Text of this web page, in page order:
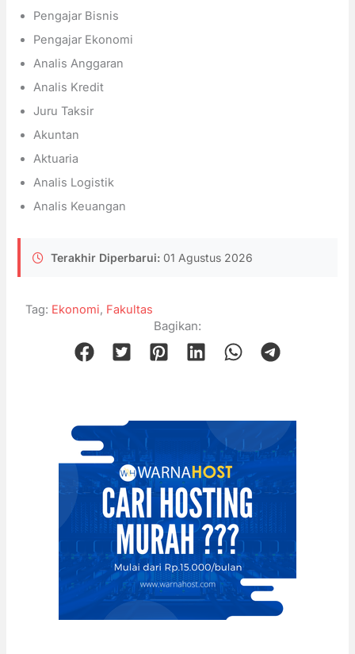
Pengajar Bisnis
Pengajar Ekonomi
Analis Anggaran
Analis Kredit
Juru Taksir
Akuntan
Aktuaria
Analis Logistik
Analis Keuangan
Terakhir Diperbarui: 01 Agustus 2026
Tag: Ekonomi, Fakultas
Bagikan: